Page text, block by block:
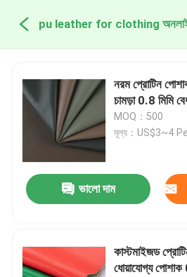
pu leather for clothing
নরম প্রোটিন
চামড়া 0.8 মিমি
MOQ：500
মূল্য：US$3~4
ভালো দাম
কাস্টমাইজড
ধোয়াযোগ্য পোশাক